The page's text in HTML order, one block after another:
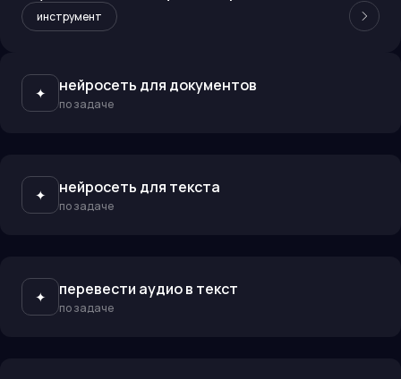
инструмент
✦ нейросеть для документов
по задаче
✦ нейросеть для текста
по задаче
✦ перевести аудио в текст
по задаче